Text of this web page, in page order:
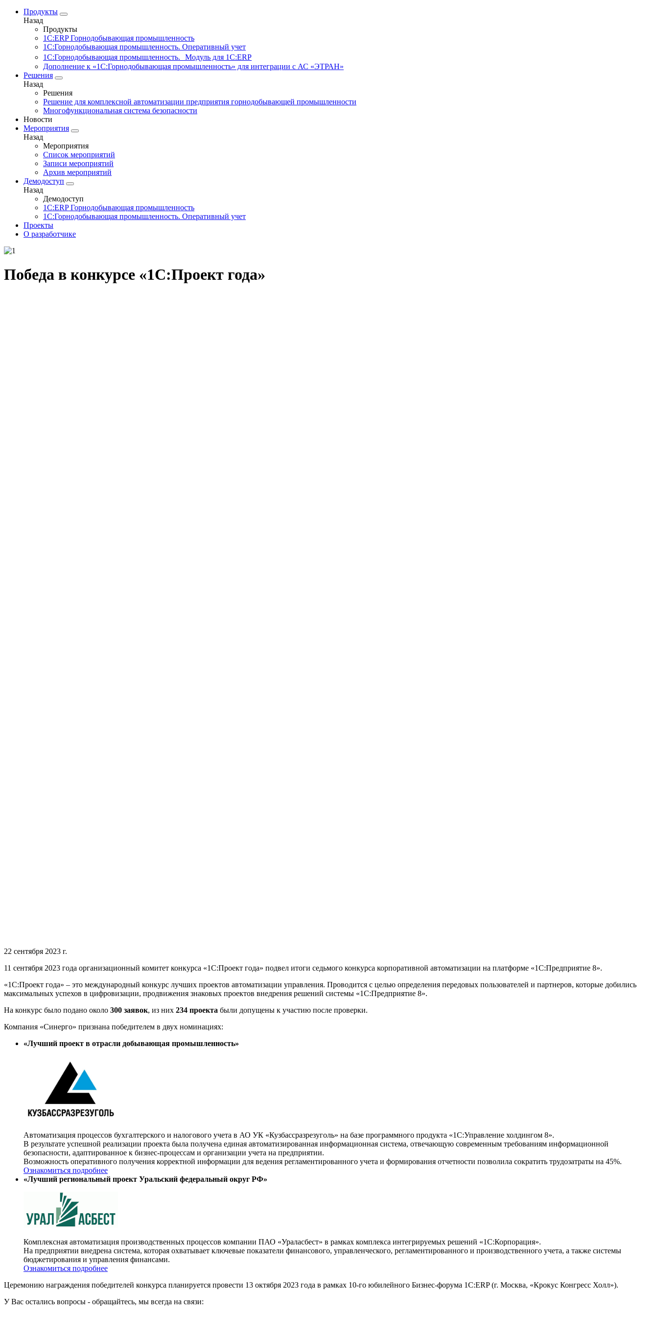
Продукты
Назад
Продукты
1С:ERP Горнодобывающая промышленность
1С:Горнодобывающая промышленность. Оперативный учет
1С:Горнодобывающая промышленность. Модуль для 1С:ERP
Дополнение к «1С:Горнодобывающая промышленность» для интеграции с АС «ЭТРАН»
Решения
Назад
Решения
Решение для комплексной автоматизации предприятия горнодобывающей промышленности
Многофункциональная система безопасности
Новости
Мероприятия
Назад
Мероприятия
Список мероприятий
Записи мероприятий
Архив мероприятий
Демодоступ
Назад
Демодоступ
1С:ERP Горнодобывающая промышленность
1С:Горнодобывающая промышленность. Оперативный учет
Проекты
О разработчике
Победа в конкурсе «1С:Проект года»
22 сентября 2023 г.
11 сентября 2023 года организационный комитет конкурса «1С:Проект года» подвел итоги седьмого конкурса корпоративной автоматизации на платформе «1С:Предприятие 8».
«1С:Проект года» – это международный конкурс лучших проектов автоматизации управления. Проводится с целью определения передовых пользователей и партнеров, которые добились
максимальных успехов в цифровизации, продвижения знаковых проектов внедрения решений системы «1С:Предприятие 8».
На конкурс было подано около 300 заявок, из них 234 проекта были допущены к участию после проверки.
Компания «Синерго» признана победителем в двух номинациях:
«Лучший проект в отрасли добывающая промышленность»
Автоматизация процессов бухгалтерского и налогового учета в АО УК «Кузбассразрезуголь» на базе программного продукта «1С:Управление холдингом 8».
В результате успешной реализации проекта была получена единая автоматизированная информационная система, отвечающую современным требованиям информационной
безопасности, адаптированное к бизнес-процессам и организации учета на предприятии.
Возможность оперативного получения корректной информации для ведения регламентированного учета и формирования отчетности позволила сократить трудозатраты на 45%.
Ознакомиться подробнее
«Лучший региональный проект Уральский федеральный округ РФ»
Комплексная автоматизация производственных процессов компании ПАО «Ураласбест» в рамках комплекса интегрируемых решений «1С:Корпорация».
На предприятии внедрена система, которая охватывает ключевые показатели финансового, управленческого, регламентированного и производственного учета, а также системы
бюджетирования и управления финансами.
Ознакомиться подробнее
Церемонию награждения победителей конкурса планируется провести 13 октября 2023 года в рамках 10-го юбилейного Бизнес-форума 1С:ERP (г. Москва, «Крокус Конгресс Холл»).
У Вас остались вопросы - обращайтесь, мы всегда на связи: